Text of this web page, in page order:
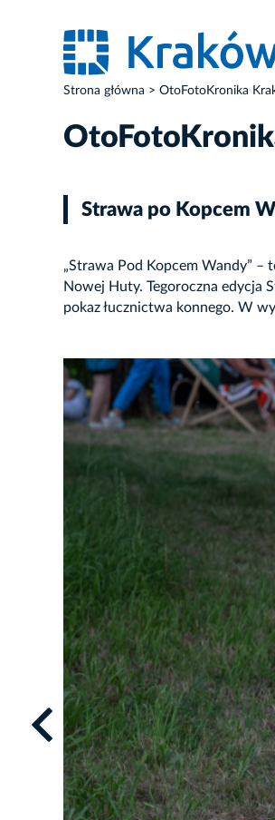
Strona główna OtoFotoKronika
Strawa po Kopcem
„Strawa Pod Kopcem Wandy”
Nowej Huty. Tegoroczna edycja
pokaz łucznictwa konnego. W